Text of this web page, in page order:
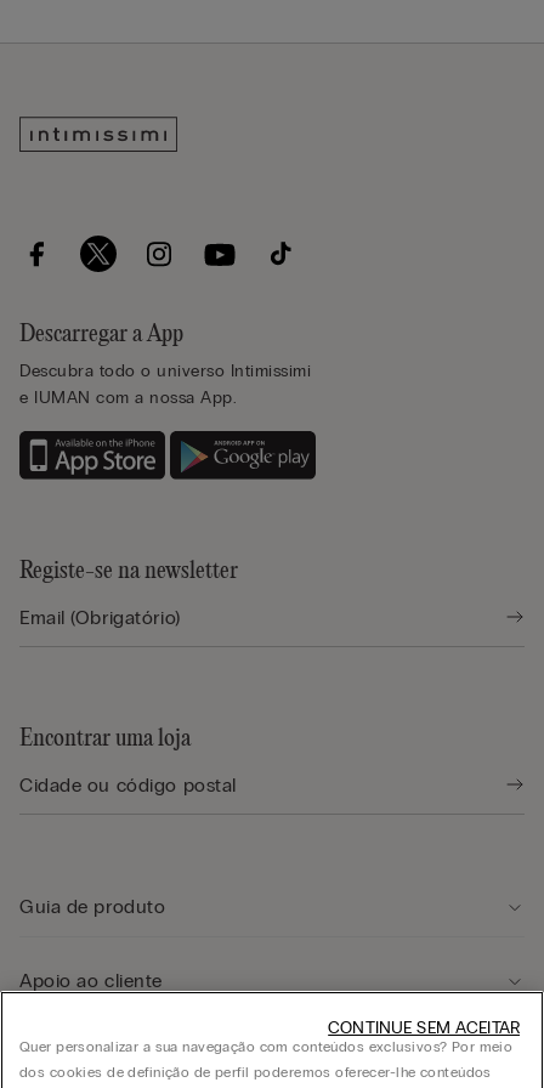
Descarregar a App
Descubra todo o universo Intimissimi
e IUMAN com a nossa App.
Registe-se na newsletter
Encontrar uma loja
Guia de produto
Apoio ao cliente
Área legal
Quer personalizar a sua navegação com conteúdos exclusivos? Por meio
dos cookies de definição de perfil poderemos oferecer-lhe conteúdos
CONTINUE SEM ACEITAR